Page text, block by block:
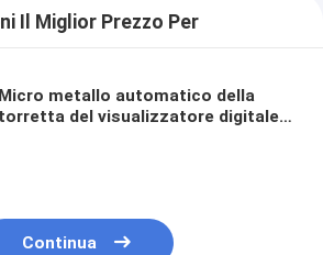
Il Miglior Prezzo Per
Micro metallo automatico della
torretta del visualizzatore digitale
Continua